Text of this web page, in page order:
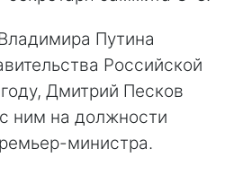
Путина
Российской
Дмитрий Песков
ним на должности
министра.